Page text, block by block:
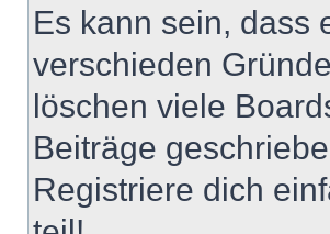
Es kann sein, dass
verschieden
löschen viele
Beiträge
Registriere dich